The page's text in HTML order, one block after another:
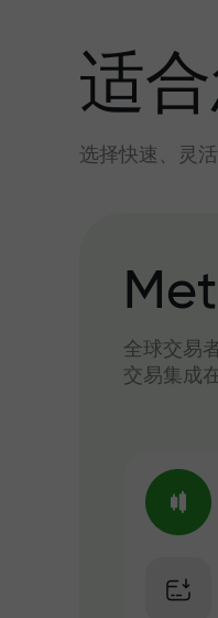
适
选择快速、灵
全球交易
交易集成